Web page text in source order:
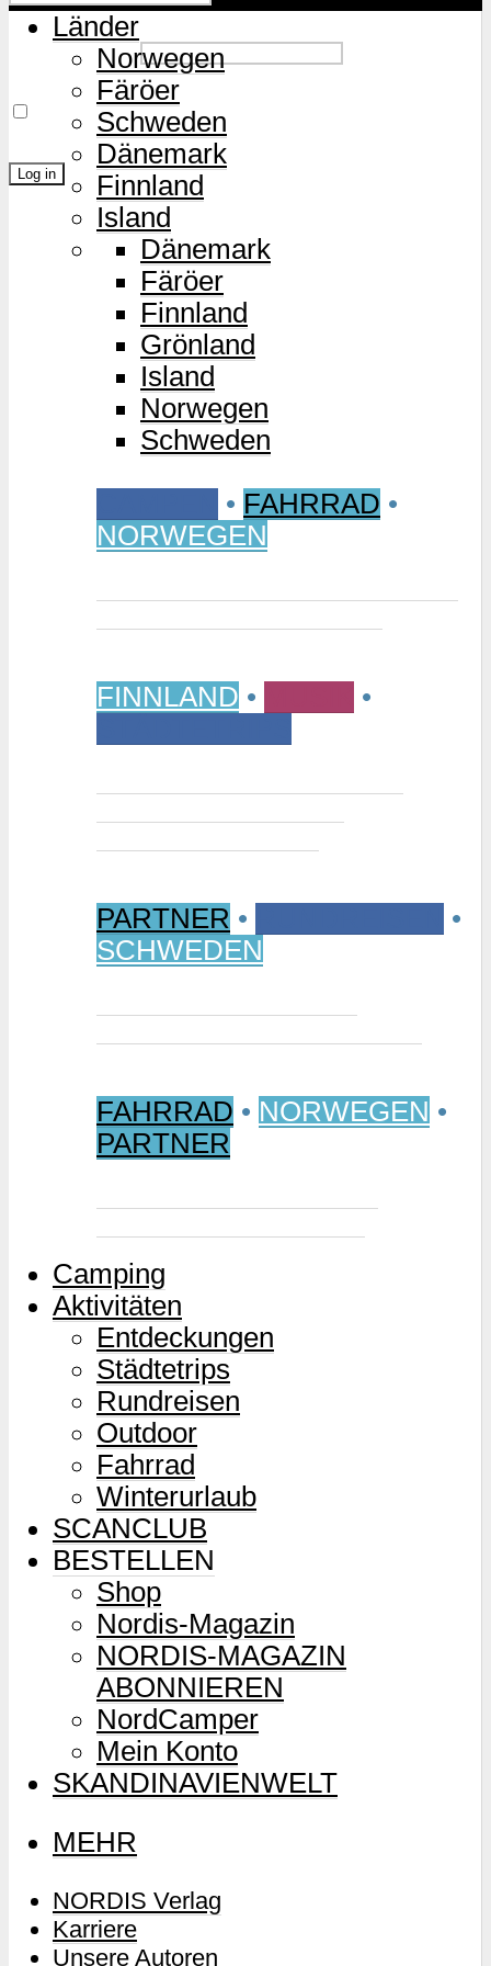
Password
Remember Me
Lost Password?
Länder
Norwegen
Färöer
Schweden
Dänemark
Finnland
Island
Dänemark
Färöer
Finnland
Grönland
Island
Norwegen
Schweden
• FAHRRAD •
NORWEGEN
FINNLAND •
•
PARTNER •
•
SCHWEDEN
FAHRRAD • NORWEGEN •
PARTNER
Camping
Aktivitäten
Entdeckungen
Städtetrips
Rundreisen
Outdoor
Fahrrad
Winterurlaub
SCANCLUB
BESTELLEN
Shop
Nordis-Magazin
NORDIS-MAGAZIN
ABONNIEREN
NordCamper
Mein Konto
SKANDINAVIENWELT
MEHR
NORDIS Verlag
Karriere
Unsere Autoren